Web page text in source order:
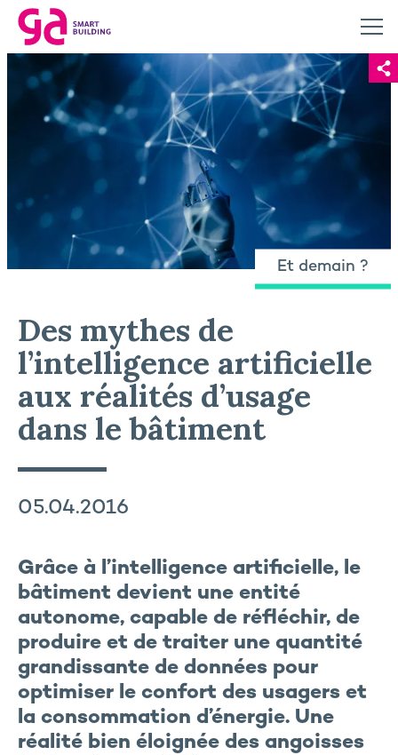
Et demain ?
Des mythes de
l’intelligence artificielle
aux réalités d’usage
dans le bâtiment
05.04.2016
Grâce à l’intelligence artificielle, le
bâtiment devient une entité
autonome, capable de réfléchir, de
produire et de traiter une quantité
grandissante de données pour
optimiser le confort des usagers et
la consommation d’énergie. Une
réalité bien éloignée des angoisses